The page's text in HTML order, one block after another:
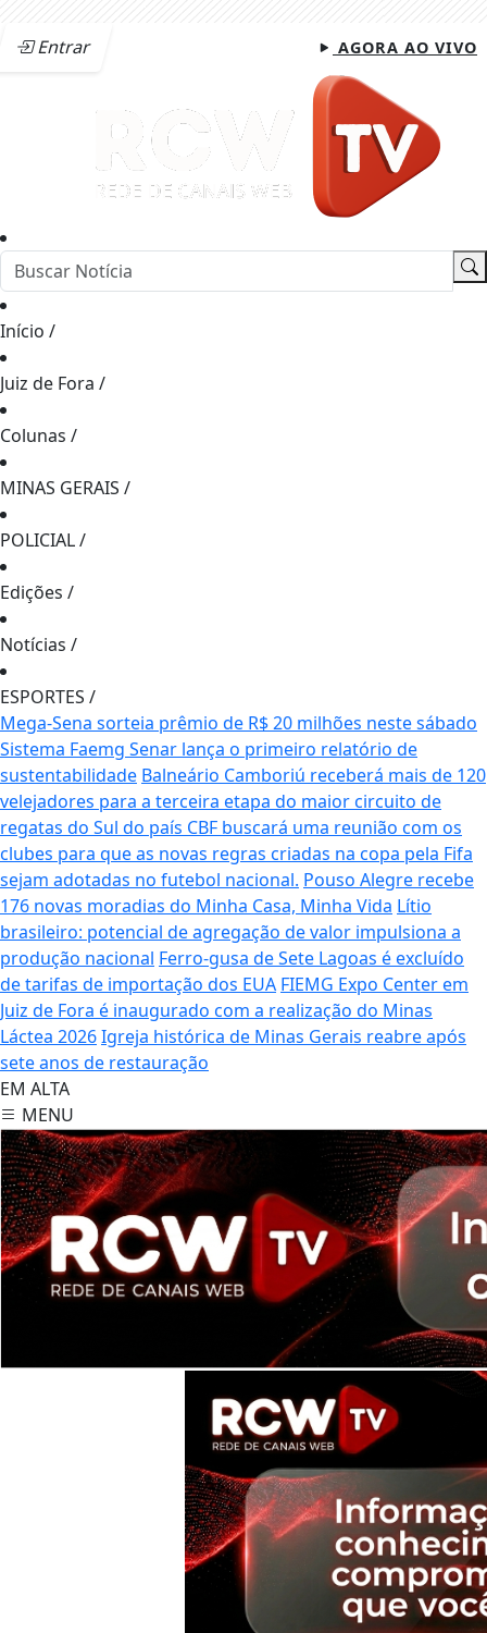
Entrar AGORA AO VIVO
Início /
Juiz de Fora /
Colunas /
MINAS GERAIS /
POLICIAL/
Edições /
Notícias /
ESPORTES /
Mega-Sena sorteia prêmio de R$ 20 milhões neste sábado
Sistema Faemg Senar lança o primeiro relatório de
sustentabilidade Balneário Camboriú receberá mais de 120
velejadores para a terceira etapa do maior circuito de
regatas do Sul do país CBF buscará uma reunião com os
clubes para que as novas regras criadas na copa pela Fifa
sejam adotadas no futebol nacional. Pouso Alegre recebe
176 novas moradias do Minha Casa, Minha Vida Lítio
brasileiro: potencial de agregação de valor impulsiona a
produção nacional Ferro-gusa de Sete Lagoas é excluído
de tarifas de importação dos EUA FIEMG Expo Center em
Juiz de Fora é inaugurado com a realização do Minas
Láctea 2026Igreja histórica de Minas Gerais reabre após
sete anos de restauração
EM ALTA
MENU